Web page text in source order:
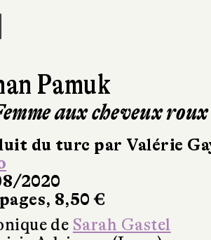
Pamuk
aux cheveux roux
du turc par Valérie
2020
8,50 €
de Sarah Gastel